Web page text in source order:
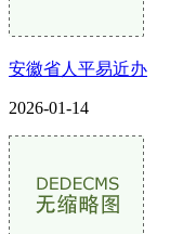
安徽省人平易近办
2026-01-14